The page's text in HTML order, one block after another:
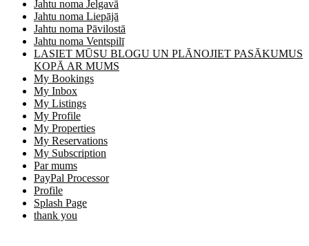
Jahtu noma Jelgavā
Jahtu noma Liepājā
Jahtu noma Pāvilostā
Jahtu noma Ventspilī
LASIET MŪSU BLOGU UN PLĀNOJIET PASĀKUMUS
KOPĀ AR MUMS
My Bookings
My Inbox
My Listings
My Profile
My Properties
My Reservations
My Subscription
Par mums
PayPal Processor
Profile
Splash Page
thank you